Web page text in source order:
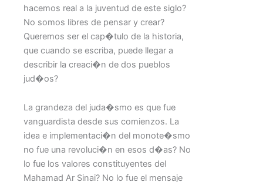
hacemos real a la juventud de este siglo?
No somos libres de pensar y crear?
Queremos ser el cap�tulo de la historia,
que cuando se escriba, puede llegar a
describir la creaci�n de dos pueblos
jud�os?
La grandeza del juda�smo es que fue
vanguardista desde sus comienzos. La
idea e implementaci�n del monote�smo
no fue una revoluci�n en esos d�as? No
lo fue los valores constituyentes del
Mahamad Ar Sinai? No lo fue el mensaje